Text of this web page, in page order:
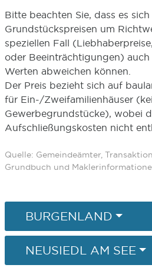
Bitte beachten Sie, dass es
Grundstückspreisen um
speziellen Fall
oder Beeinträchtigungen)
Werten abweichen können.
Der Preis bezieht sich auf
für Ein-/Zweifamilienhäuser
Gewerbegrundstücke), wobei
Aufschließungskosten nicht
Quelle: Gemeindeämter,
Grundbuch und
BURGENLAND
NEUSIEDL AM SEE